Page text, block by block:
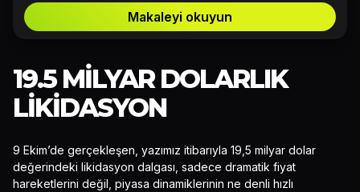
Makaleyi okuyun
19.5 MILYAR DOLARLIK
LIKIDASYON
9 Ekim’de gerçekleşen, yazımız itibarıyla 19,5 milyar dolar
değerindeki likidasyon dalgası, sadece dramatik fiyat
hareketlerini değil, piyasa dinamiklerinin ne denli hızlı